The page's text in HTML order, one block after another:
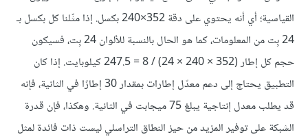
القياسية؛ أي أنه يحتوي على دقة 352×240 بكسل. إذا مثّلنا كل بكسل بـ
24 بِت من المعلومات، كما هو الحال بالنسبة للألوان 24 بِت، فسيكون
حجم كل إطار (352 × 240 × 24) / 8 = 247.5 كيلوبايت. إذا كان
التطبيق يحتاج إلى دعم معدّل إطارات بمقدار 30 إطارًا في الثانية، فإنه
قد يطلب معدل إنتاجية يبلغ 75 ميجابت في الثانية. وهكذا، فإن قدرة
الشبكة على توفير المزيد من حيز النطاق التراسلي ليست ذات فائدة لمثل